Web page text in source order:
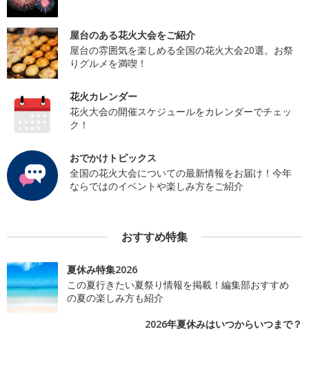
屋台のある花火大会をご紹介
屋台の雰囲気を楽しめる全国の花火大会20選。お祭
りグルメを満喫！
花火カレンダー
花火大会の開催スケジュールをカレンダーでチェッ
ク！
おでかけトピックス
全国の花火大会についての最新情報をお届け！今年
ならではのイベントや楽しみ方をご紹介
おすすめ特集
夏休み特集2026
この夏行きたい夏祭り情報を掲載！編集部おすすめ
の夏の楽しみ方も紹介
2026年夏休みはいつからいつまで？